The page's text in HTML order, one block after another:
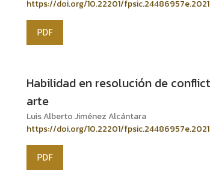
https://doi.org/10.22201/
PDF
Habilidad en resolución de
arte
Luis Alberto Jiménez Alcántara
https://doi.org/10.22201/
PDF